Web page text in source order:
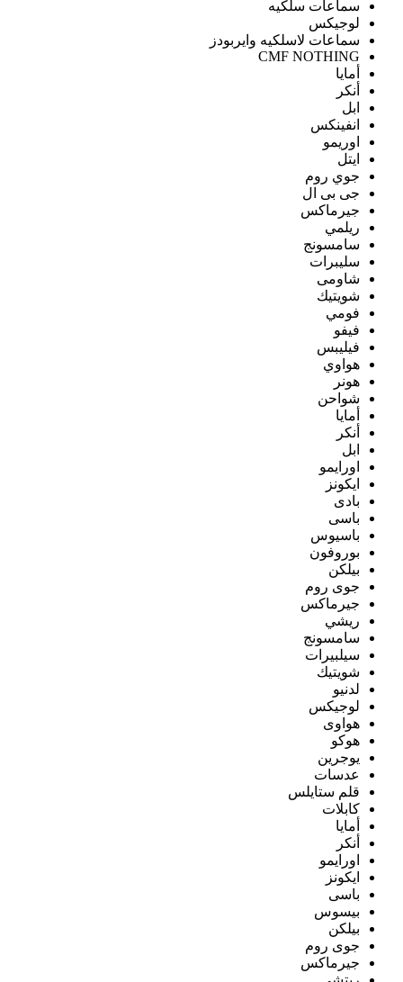
سماعات سلكيه
لوجيكس
سماعات لاسلكيه وايربودز
CMF NOTHING
أمايا
أنكر
ابل
انفينكس
اوريمو
ايتل
جوي روم
جى بى ال
جيرماكس
ريلمي
سامسونج
سليبرات
شاومى
شويتيك
فومي
فيفو
فيليبس
هواوي
هونر
شواحن
أمايا
أنكر
ابل
اورايمو
ايكونز
بادى
باسى
باسيوس
بوروفون
بيلكن
جوى روم
جيرماكس
ريشي
سامسونج
سيلبيرات
شويتيك
لدنيو
لوجيكس
هواوى
هوكو
يوجرين
عدسات
قلم ستايلس
كابلات
أمايا
أنكر
اورايمو
ايكونز
باسى
بيسوس
بيلكن
جوى روم
جيرماكس